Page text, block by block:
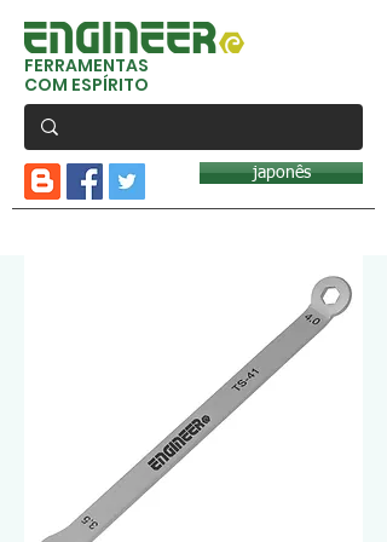
FERRAMENTAS
COM ESPÍRITO
japonês